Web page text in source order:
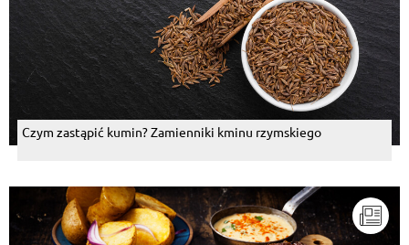
Czym zastąpić kumin? Zamienniki kminu rzymskiego